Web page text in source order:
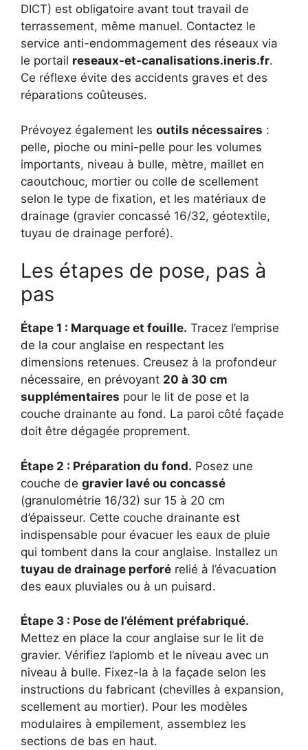
DICT) est obligatoire avant tout travail de
terrassement, même manuel. Contactez le
service anti-endommagement des réseaux via
le portail reseaux-et-canalisations.ineris.fr.
Ce réflexe évite des accidents graves et des
réparations coûteuses.
Prévoyez également les outils nécessaires :
pelle, pioche ou mini-pelle pour les volumes
importants, niveau à bulle, mètre, maillet en
caoutchouc, mortier ou colle de scellement
selon le type de fixation, et les matériaux de
drainage (gravier concassé 16/32, géotextile,
tuyau de drainage perforé).
Les étapes de pose, pas à
pas
Étape 1 : Marquage et fouille. Tracez l’emprise
de la cour anglaise en respectant les
dimensions retenues. Creusez à la profondeur
nécessaire, en prévoyant 20 à 30 cm
supplémentaires pour le lit de pose et la
couche drainante au fond. La paroi côté façade
doit être dégagée proprement.
Étape 2 : Préparation du fond. Posez une
couche de gravier lavé ou concassé
(granulométrie 16/32) sur 15 à 20 cm
d’épaisseur. Cette couche drainante est
indispensable pour évacuer les eaux de pluie
qui tombent dans la cour anglaise. Installez un
tuyau de drainage perforé relié à l’évacuation
des eaux pluviales ou à un puisard.
Étape 3 : Pose de l’élément préfabriqué.
Mettez en place la cour anglaise sur le lit de
gravier. Vérifiez l’aplomb et le niveau avec un
niveau à bulle. Fixez-la à la façade selon les
instructions du fabricant (chevilles à expansion,
scellement au mortier). Pour les modèles
modulaires à empilement, assemblez les
sections de bas en haut.